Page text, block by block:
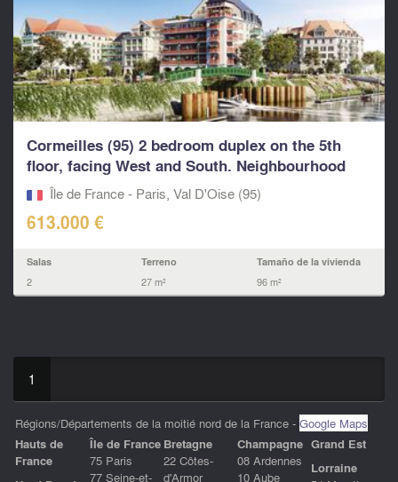
Cormeilles (95) 2 bedroom duplex on the 5th
floor, facing West and South. Neighbourhood
marina...
Île de France - Paris, Val D'Oise (95)
613.000 €
Salas
2
Terreno
27 m²
Tamaño de la vivienda
96 m²
1
Régions/Départements de la moitié nord de la France - Google Maps
Hauts de
France
ÎIe de France
75 Paris
77 Seine-et-
Bretagne
22 Côtes-
d'Armor
Champagne
08 Ardennes
10 Aube
Grand Est
Lorraine